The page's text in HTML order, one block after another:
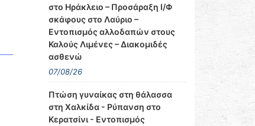
στο Ηράκλειο – Προσάραξη Ι/Φ
σκάφους στο Λαύριο –
Εντοπισμός αλλοδαπών στους
Καλούς Λιμένες – Διακομιδές
ασθενώ
07/08/26
Πτώση γυναίκας στη θάλασσα
στη Χαλκίδα - Ρύπανση στο
Κερατσίνι - Εντοπισμός